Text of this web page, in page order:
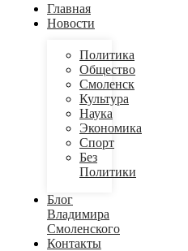
Главная
Новости
Политика
Общество
Смоленск
Культура
Наука
Экономика
Спорт
Без
Политики
Блог
Владимира
Смоленского
Контакты